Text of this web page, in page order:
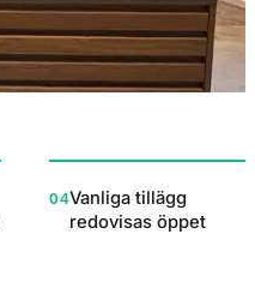
04Vanliga tillägg
redovisas öppet